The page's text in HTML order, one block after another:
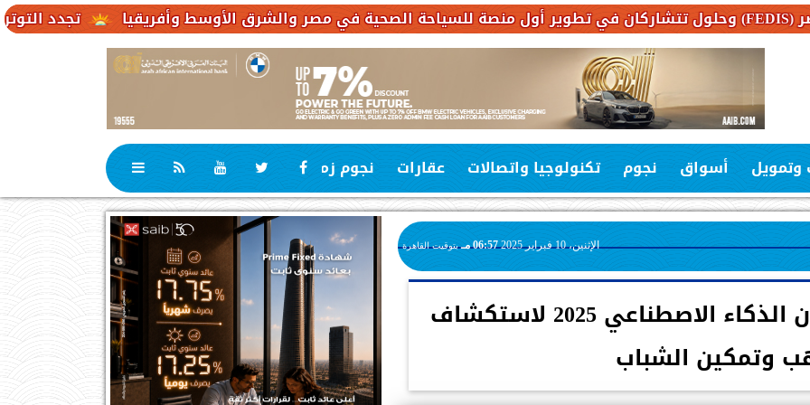
تجدد التوترات يخفض صادرات النفط
وتمويل أسواق نجوم تكنولوجيا واتصالات عقارات نجوم زمان رياضة
الإثنين، 10 فبراير 2025 06:57 مـ بتوقيت القاهرة
اورنچ مصر تطلق هاكاثون الذكاء الاصطناعي 2025 لاستكشاف
وتمكين الشباب